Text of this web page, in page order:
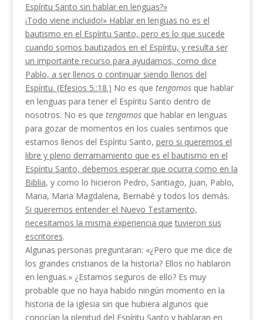
Espíritu Santo sin hablar en lenguas?»
¡Todo viene incluido!» Hablar en lenguas no es el
bautismo en el Espíritu Santo, pero es lo que suce­de
cuando somos bautizados en el Espíritu, y resulta ser
un importante recurso para ayudarnos, como dice
Pablo, a ser llenos o continuar siendo llenos del
Espíritu. (Efesios 5.:18.) No es que tengamos que hablar
en lenguas para tener el Espíritu Santo dentro de
nosotros. No es que tengamos que hablar en len­guas
para gozar de momentos en los cuales sentimos que
estamos llenos del Espíritu Santo, pero si queremos el
libre y pleno derramamiento que es el bautis­mo en el
Espíritu Santo, debemos esperar que ocurra como en la
Biblia, y como lo hicieron Pedro, Santiago, Juan, Pablo,
Maria, Maria Magdalena, Bernabé y todos los demás.
Si queremos entender el Nuevo Tes­tamento,
necesitamos la misma experiencia que tuvieron sus
escritores.
Algunas personas preguntaran: «¿Pero que me dice de
los grandes cristianos de la historia? Ellos no hablaron
en lenguas.» ¿Estamos seguros de ello? Es muy
probable que no haya habido ningún momento en la
historia de la iglesia sin que hubiera algunos que
conocían la plenitud del Espíritu Santo y habla­ran en